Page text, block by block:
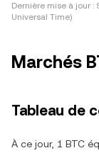
Dernière mise à jour :
Universal Time)
Marchés
Tableau de
À ce jour, 1 BTC